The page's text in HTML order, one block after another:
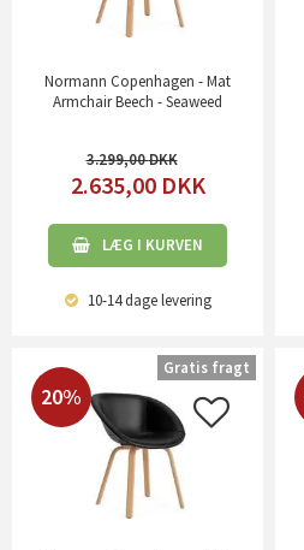
Normann Copenhagen - Mat
Armchair Beech - Seaweed
3.299,00
2.635,00 DKK
LÆG I KURVEN
10-14 dagelevering
20%
Gratis fragt